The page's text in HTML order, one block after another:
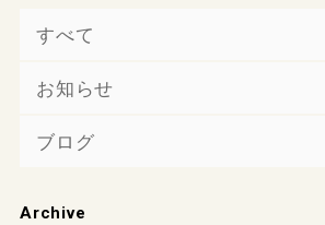
すべて
お知らせ
ブログ
Archive